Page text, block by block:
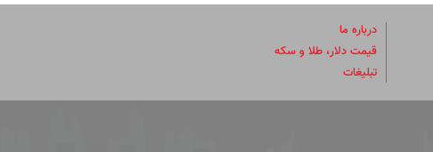
درباره ما
قیمت دلار، طلا و سکه
تبلیغات